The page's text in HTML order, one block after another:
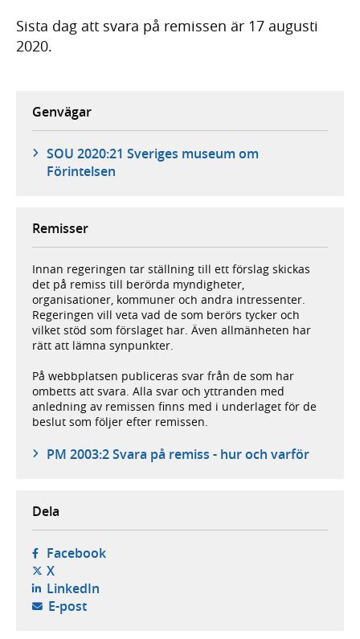
Sista dag att svara på remissen är 17 augusti
2020.
Genvägar
SOU 2020:21 Sveriges museum om
Förintelsen
Remisser
Innan regeringen tar ställning till ett förslag skickas
det på remiss till berörda myndigheter,
organisationer, kommuner och andra intressenter.
Regeringen vill veta vad de som berörs tycker och
vilket stöd som förslaget har. Även allmänheten har
rätt att lämna synpunkter.
På webbplatsen publiceras svar från de som har
ombetts att svara. Alla svar och yttranden med
anledning av remissen finns med i underlaget för de
beslut som följer efter remissen.
PM 2003:2 Svara på remiss - hur och varför
Dela
Facebook- öppnas i ny flik, extern webbplats,
X- öppnas i ny flik, extern webbplats,
LinkedIn- öppnas i ny flik, extern webbplats,
E-post- öppnar din e-postklient,